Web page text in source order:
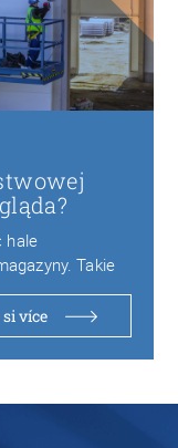
hale
Takie
více